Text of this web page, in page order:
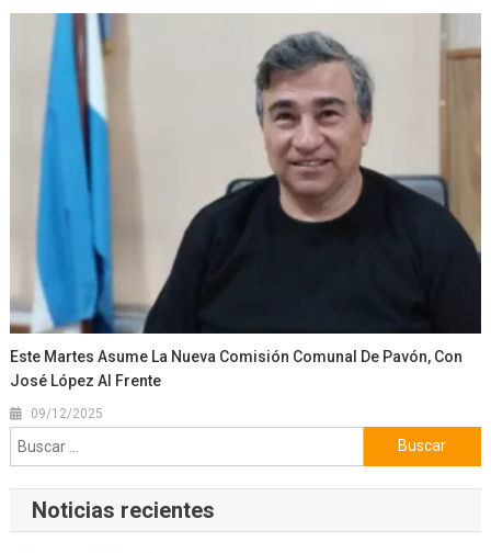
Este Martes Asume La Nueva Comisión Comunal De Pavón, Con
José López Al Frente
09/12/2025
Buscar:
Noticias recientes